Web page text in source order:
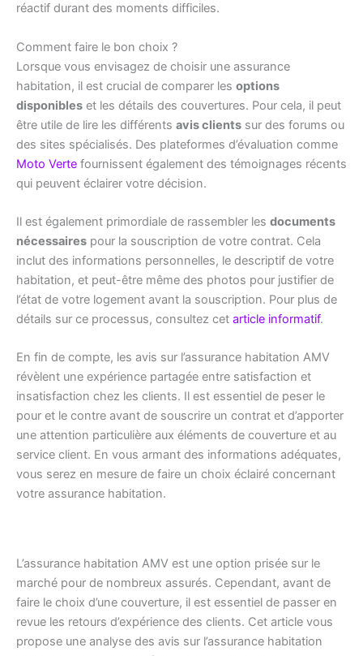
réactif durant des moments difficiles.
Comment faire le bon choix ?
Lorsque vous envisagez de choisir une assurance
habitation, il est crucial de comparer les options
disponibles et les détails des couvertures. Pour cela, il peut
être utile de lire les différents avis clients sur des forums ou
des sites spécialisés. Des plateformes d’évaluation comme
Moto Verte fournissent également des témoignages récents
qui peuvent éclairer votre décision.
Il est également primordiale de rassembler les documents
nécessaires pour la souscription de votre contrat. Cela
inclut des informations personnelles, le descriptif de votre
habitation, et peut-être même des photos pour justifier de
l’état de votre logement avant la souscription. Pour plus de
détails sur ce processus, consultez cet article informatif.
En fin de compte, les avis sur l’assurance habitation AMV
révèlent une expérience partagée entre satisfaction et
insatisfaction chez les clients. Il est essentiel de peser le
pour et le contre avant de souscrire un contrat et d’apporter
une attention particulière aux éléments de couverture et au
service client. En vous armant des informations adéquates,
vous serez en mesure de faire un choix éclairé concernant
votre assurance habitation.
L’assurance habitation AMV est une option prisée sur le
marché pour de nombreux assurés. Cependant, avant de
faire le choix d’une couverture, il est essentiel de passer en
revue les retours d’expérience des clients. Cet article vous
propose une analyse des avis sur l’assurance habitation